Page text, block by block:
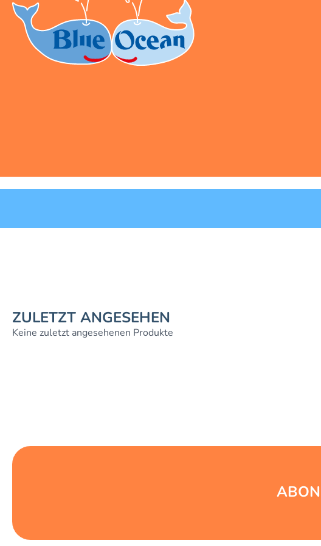
ZULETZT ANGESEHEN
Keine zuletzt angesehenen Produkte